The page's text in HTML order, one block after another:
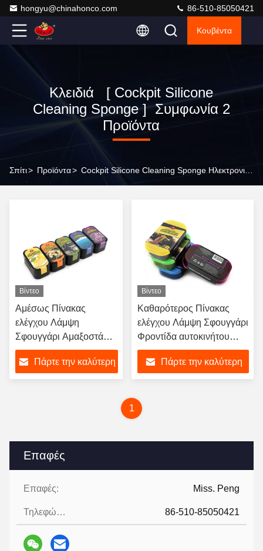
hongyu@chinahonco.com 86-510-85050421
Κουβέντα
Κλειδιά [ Cockpit Silicone
Cleaning Sponge ] Συμφωνία 2
Προϊόντα
Σπίτι> Προϊόντα>
Επαφές
Επαφές: Miss. Peng
Τηλεφώνημα: 86-510-85050421
Βίντεο
Αμέσως Πίνακας
ελέγχου Λάμψη
Σφουγγάρι Αμαξοστάσιο
Σίλικον Καθαρισμός
Σφουγγάρι Φόρεσμα
Εφαρμοστής Φρέσκο
Πάρτε την καλύτερη
Βίντεο
Καθαρότερος Πίνακας
ελέγχου Λάμψη Σφουγγάρι
Φροντίδα αυτοκινήτου
Εσωτερικό Κοκπίτ
Σφουγγάρι καθαρισμού
Σφουγγάρι με διαφορετικά
Πάρτε την καλύτερη
1